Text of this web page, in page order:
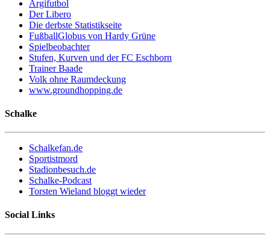
Argifutbol
Der Libero
Die derbste Statistikseite
FußballGlobus von Hardy Grüne
Spielbeobachter
Stufen, Kurven und der FC Eschborn
Trainer Baade
Volk ohne Raumdeckung
www.groundhopping.de
Schalke
Schalkefan.de
Sportistmord
Stadionbesuch.de
Schalke-Podcast
Torsten Wieland bloggt wieder
Social Links